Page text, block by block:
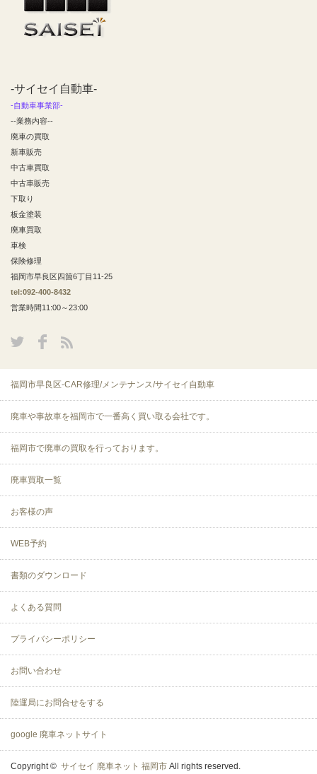
-サイセイ自動車-
-自動車事業部-
--業務内容--
廃車の買取
新車販売
中古車買取
中古車販売
下取り
板金塗装
廃車買取
車検
保険修理
福岡市早良区四箇6丁目11-25
tel:092-400-8432
営業時間11:00～23:00
福岡市早良区-CAR修理/メンテナンス/サイセイ自動車
廃車や事故車を福岡市で一番高く買い取る会社です。
福岡市で廃車の買取を行っております。
廃車買取一覧
お客様の声
WEB予約
書類のダウンロード
よくある質問
プライバシーポリシー
お問い合わせ
陸運局にお問合せをする
google 廃車ネットサイト
Copyright © サイセイ 廃車ネット 福岡市 All rights reserved.